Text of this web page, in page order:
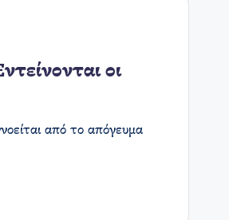
οι
από το απόγευμα